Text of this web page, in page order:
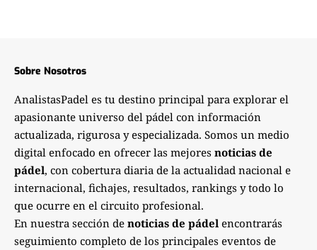
Sobre Nosotros
AnalistasPadel es tu destino principal para explorar el
apasionante universo del pádel con información
actualizada, rigurosa y especializada. Somos un medio
digital enfocado en ofrecer las mejores noticias de
pádel, con cobertura diaria de la actualidad nacional e
internacional, fichajes, resultados, rankings y todo lo
que ocurre en el circuito profesional.
En nuestra sección de noticias de pádel encontrarás
seguimiento completo de los principales eventos de